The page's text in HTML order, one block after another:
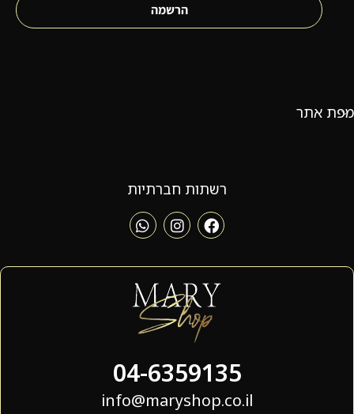
הרשמה
מפת אתר
רשתות חברתיות
04-6359135
info@maryshop.co.il